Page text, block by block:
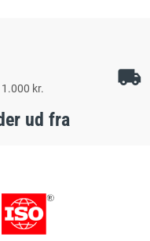
kr.
ud fra